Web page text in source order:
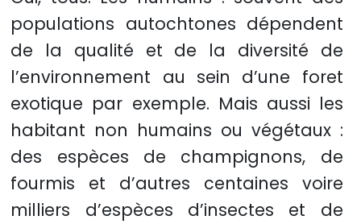
populations autochtones dépendent
de la qualité et de la diversité de
l’environnement au sein d’une foret
exotique par exemple. Mais aussi les
habitant non humains ou végétaux :
des espèces de champignons, de
fourmis et d’autres centaines voire
milliers d’espèces d’insectes et de